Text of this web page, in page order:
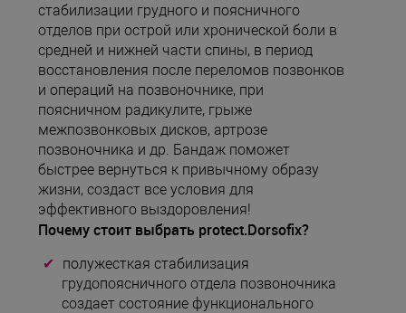
стабилизации грудного и поясничного
отделов при острой или хронической боли в
средней и нижней части спины, в период
восстановления после переломов позвонков
и операций на позвоночнике, при
поясничном радикулите, грыже
межпозвонковых дисков, артрозе
позвоночника и др. Бандаж поможет
быстрее вернуться к привычному образу
жизни, создаст все условия для
эффективного выздоровления!
Почему стоит выбрать protect.Dorsofix?
полужесткая стабилизация
грудопоясничного отдела позвоночника
создает состояние функционального